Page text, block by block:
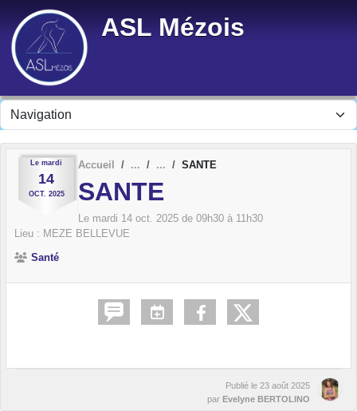
ASL Mézois
Le mardi
14
OCT. 2025
Accueil SANTE
SANTE
Le mardi 14 oct. 2025 de 09h30 à 11h30
Lieu : MEZE BELLEVUE
Santé
Publié le 23 août 2025
par Evelyne BERTOLINO
Panneau de gestion des cookies